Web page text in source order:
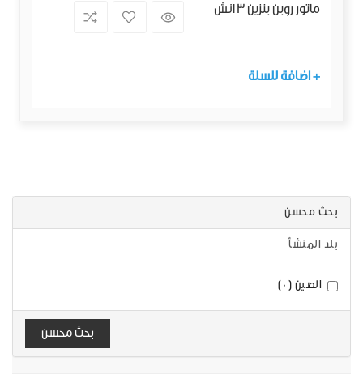
ماتور روبن بنزين 3 انش
+ اضافة للسلة
بحث محسن
بلد المنشأ
الصين (0)
بحث محسن